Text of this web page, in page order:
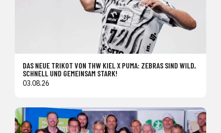
DAS NEUE TRIKOT VON THW KIEL X PUMA: ZEBRAS SIND WILD,
SCHNELL UND GEMEINSAM STARK!
03.08.26